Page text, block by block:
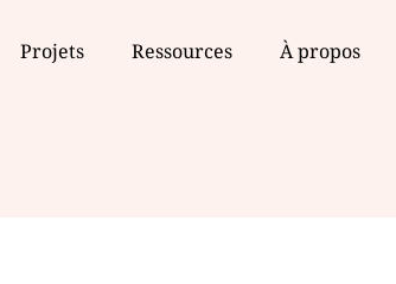
Projets Ressources À propos